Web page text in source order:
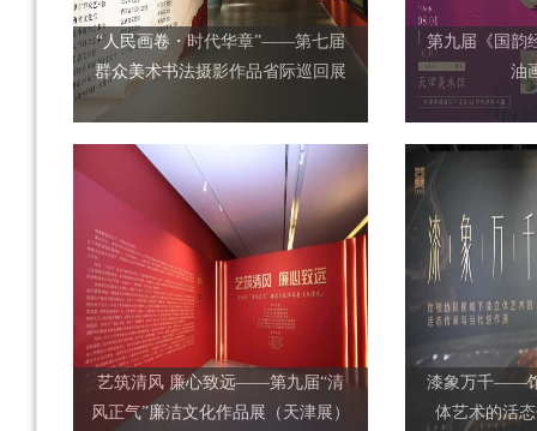
“人民画卷・时代华章”——第七届
群众美术书法摄影作品省际巡回展
第九届《国韵
油
艺筑清风 廉心致远——第九届“清
风正气”廉洁文化作品展（天津展）
漆象万千——
体艺术的活